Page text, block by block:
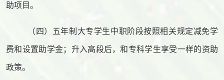
助项目。
（四）五年制大专学生中职阶段按照相关规定减免学
费和设置助学金；升入高段后，和专科学生享受一样的资助
政策。